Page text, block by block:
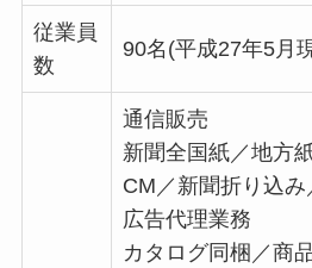
従業員
数
90名(平成27年5月
通信販売
新聞全国紙／地方
CM／新聞折り込
広告代理業務
カタログ同梱／商